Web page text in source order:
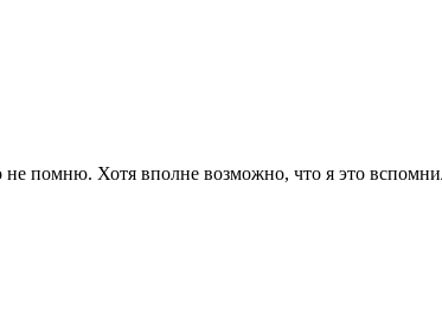
помню. Хотя вполне возможно, что я это